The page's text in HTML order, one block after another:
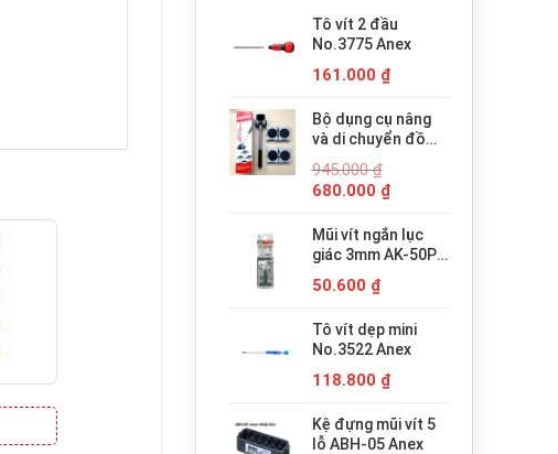
Tô vít 2 đầu
No.3775 Anex
161.000 ₫
Bộ dụng cụ nâng
và di chuyển đồ
minh PICUS LP-
200N
945.000₫
Giá
là:
945.000 ₫.
680.000 ₫Giá
tại
là:
Mũi vít ngắn lục
giác 3mm AK-50P-
50.600 ₫
Tô vít dẹp mini
No.3522 Anex
118.800 ₫
Kệ đựng mũi vít 5
lỗ ABH-05 Anex